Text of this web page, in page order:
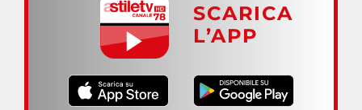
SCARICA
L’APP